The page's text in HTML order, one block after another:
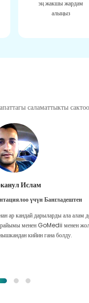
эң жакшы жардам
алыңыз
саламаттыкты
Ислам
үчүн Бангладештен
ар кандай дарыларды ала алам
менен GoMedii менен
кийин гана болду.